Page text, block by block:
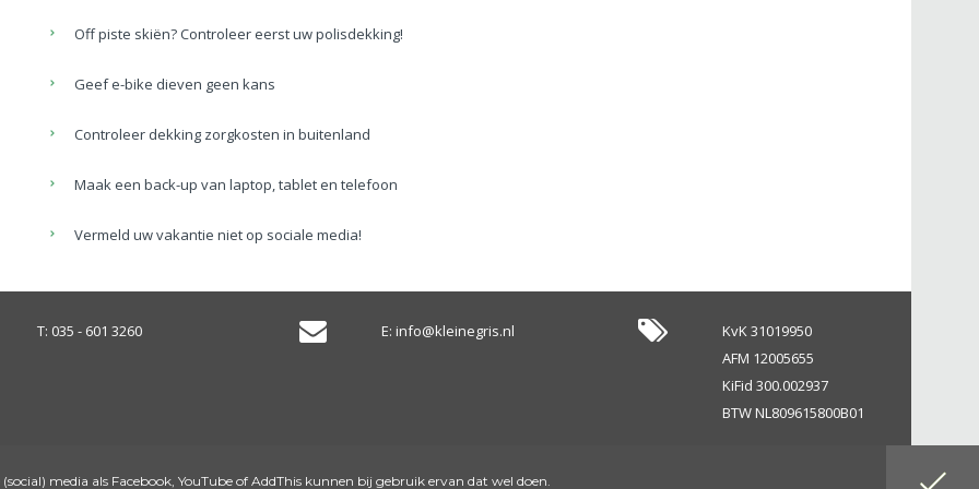
Off piste skiën? Controleer eerst uw polisdekking!
Geef e-bike dieven geen kans
Controleer dekking zorgkosten in buitenland
Maak een back-up van laptop, tablet en telefoon
Vermeld uw vakantie niet op sociale media!
T: 035 - 601 3260 E: info@kleinegris.nl
KvK 31019950
AFM 12005655
KiFid 300.002937
BTW NL809615800B01
media als Facebook, YouTube of AddThis kunnen bij gebruik ervan dat wel doen.